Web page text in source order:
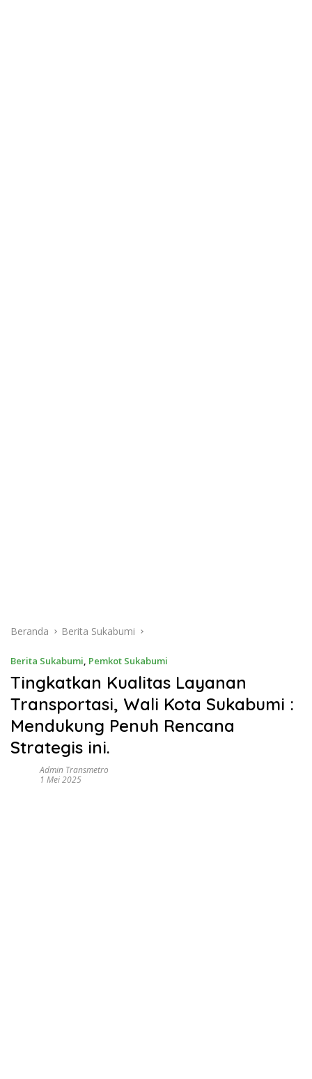
Beranda Berita Sukabumi
Berita Sukabumi, Pemkot Sukabumi
Tingkatkan Kualitas Layanan
Transportasi, Wali Kota Sukabumi :
Mendukung Penuh Rencana
Strategis ini.
Admin Transmetro
1 Mei 2025